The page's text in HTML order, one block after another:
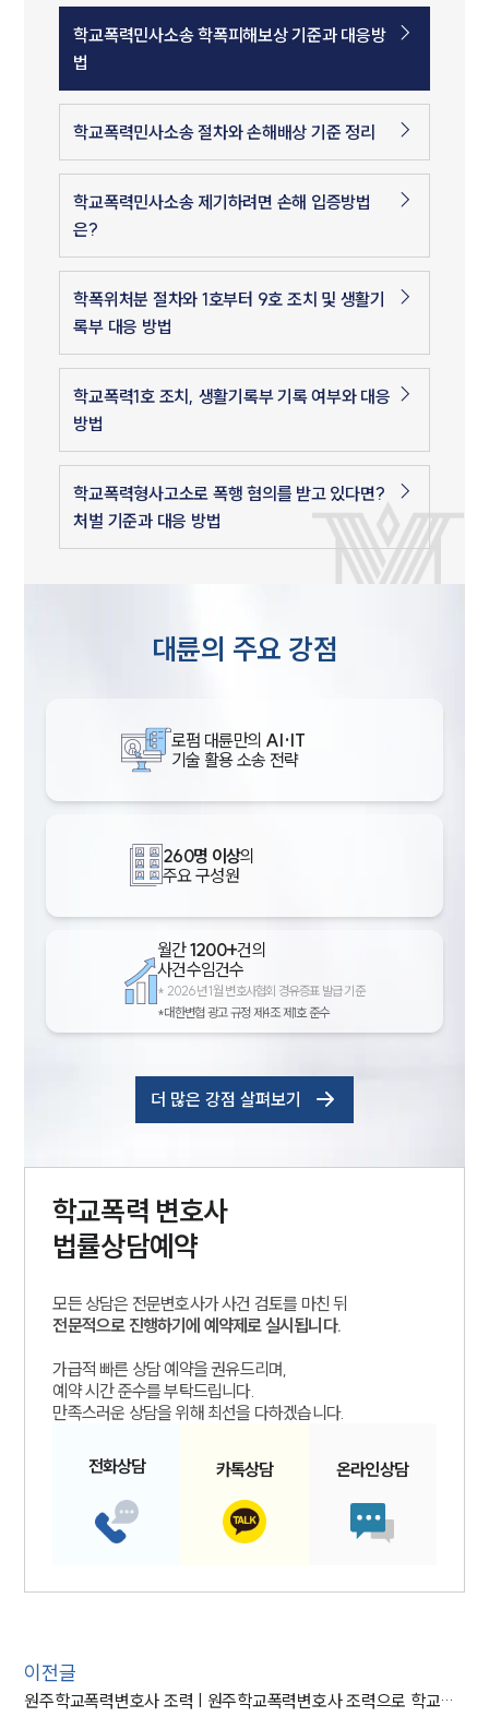
학교폭력민사소송 학폭피해보상 기준과 대응방
법
학교폭력민사소송 절차와 손해배상 기준 정리
학교폭력민사소송 제기하려면 손해 입증방법
은?
학폭위처분 절차와 1호부터 9호 조치 및 생활기
록부 대응 방법
학교폭력1호 조치, 생활기록부 기록 여부와 대응
방법
학교폭력형사고소로 폭행 혐의를 받고 있다면?
처벌 기준과 대응 방법
대륜의 주요 강점
로펌 대륜만의 AI·IT
기술 활용 소송 전략
260명 이상의
주요 구성원
월간1200+건의
사건수임건수
* 2026년 1월 변호사협회 경유증표 발급 기준
*대한변협 광고 규정 제4조 제1호 준수
더 많은 강점 살펴보기
학교폭력 변호사
법률상담예약
모든 상담은 전문변호사가 사건 검토를 마친 뒤
전문적으로 진행하기에 예약제로 실시됩니다.
가급적 빠른 상담 예약을 권유드리며,
예약 시간 준수를 부탁드립니다.
만족스러운 상담을 위해 최선을 다하겠습니다.
전화상담 카톡상담 온라인상담
이전글
원주학교폭력변호사 조력 | 원주학교폭력변호사 조력으로 학교폭력 징계 처분 취소 결정